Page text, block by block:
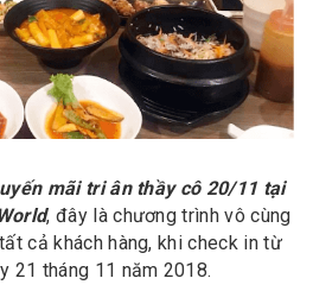
mãi tri ân thầy cô 20/11 tại
, đây là chương trình vô cùng
cả khách hàng, khi check in từ
21 tháng 11 năm 2018.